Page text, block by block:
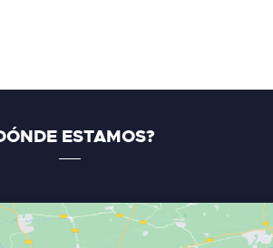
ESTAMOS?